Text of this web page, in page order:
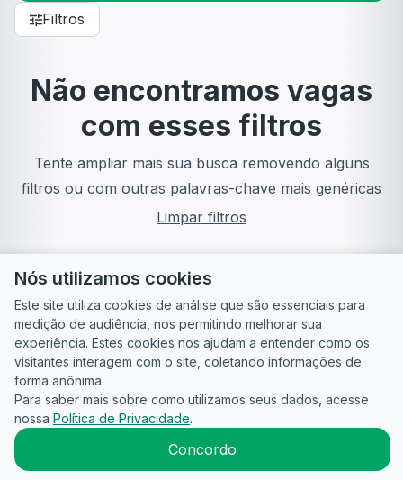
Filtros
Não encontramos vagas
com esses filtros
Tente ampliar mais sua busca removendo alguns
filtros ou com outras palavras-chave mais genéricas
Limpar filtros
Guia do
Candidato
Para
empresas
Política de
Privacidade
Termos
2026CandidataAI
Nós utilizamos cookies
Este site utiliza cookies de análise que são essenciais para
medição de audiência, nos permitindo melhorar sua
experiência. Estes cookies nos ajudam a entender como os
visitantes interagem com o site, coletando informações de
forma anônima.
Para saber mais sobre como utilizamos seus dados, acesse
nossa Política de Privacidade.
Concordo